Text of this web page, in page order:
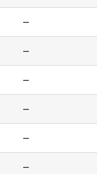
--
--
--
--
--
--